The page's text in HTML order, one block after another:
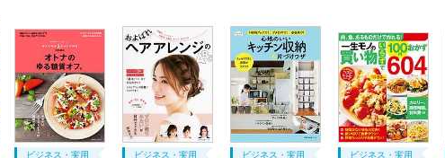
ビジネス・実用 ビジネス・実用 ビジネス・実用 ビジネス・実用